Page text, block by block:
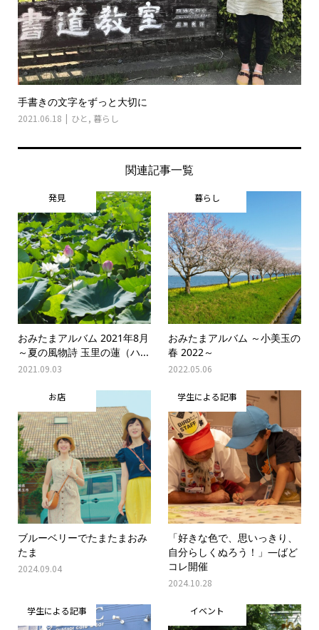
手書きの文字をずっと大切に
2021.06.18 ひと , 暮らし
関連記事一覧
発見
おみたまアルバム 2021年8月
～夏の風物詩 玉里の蓮（ハ...
2021.09.03
暮らし
おみたまアルバム ～小美玉の
春 2022～
2022.05.06
お店
ブルーベリーでたまたまおみ
たま
2024.09.04
学生による記事
「好きな色で、思いっきり、
自分らしくぬろう！」―ばど
コレ開催
2024.10.28
学生による記事 イベント